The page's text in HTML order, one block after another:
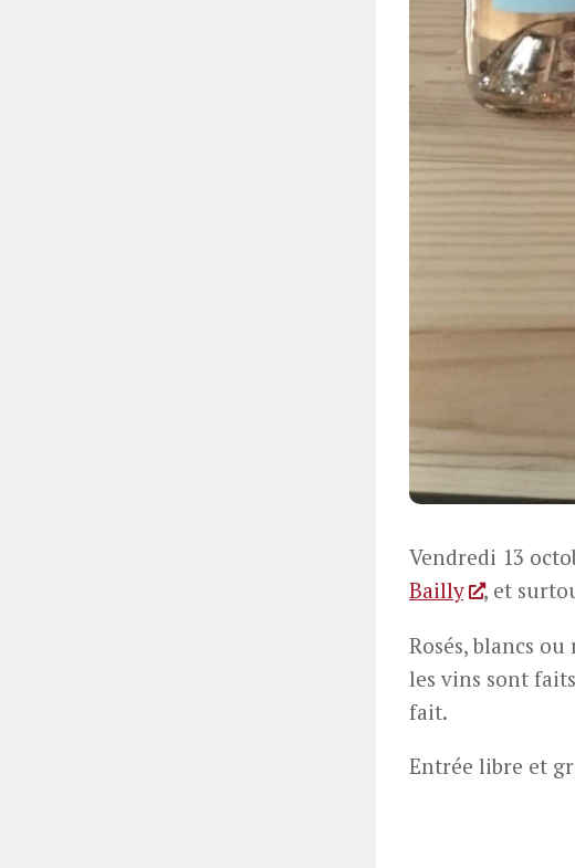
Vendredi 13
Bailly
, et
Rosés, blancs
les vins sont
fait.
Entrée libre et